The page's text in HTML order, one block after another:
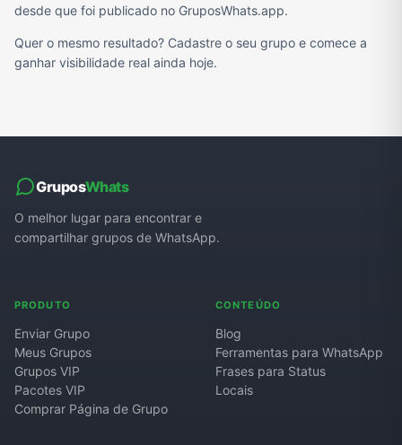
desde que foi publicado no GruposWhats.app.
Quer o mesmo resultado? Cadastre o seu grupo e comece a
ganhar visibilidade real ainda hoje.
GruposWhats
O melhor lugar para encontrar e
compartilhar grupos de WhatsApp.
PRODUTO
Enviar Grupo
Meus Grupos
Grupos VIP
Pacotes VIP
Comprar Página de Grupo
CONTEÚDO
Blog
Ferramentas para WhatsApp
Frases para Status
Locais